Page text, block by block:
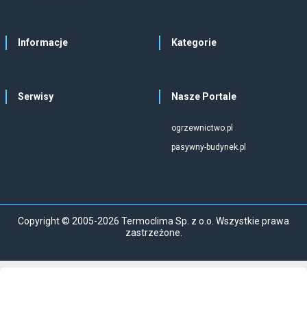
Informacje Kategorie
Serwisy Nasze Portale
ogrzewnictwo.pl
pasywny-budynek.pl
Copyright © 2005-2026 Termoclima Sp. z o.o. Wszystkie prawa
zastrzeżone.